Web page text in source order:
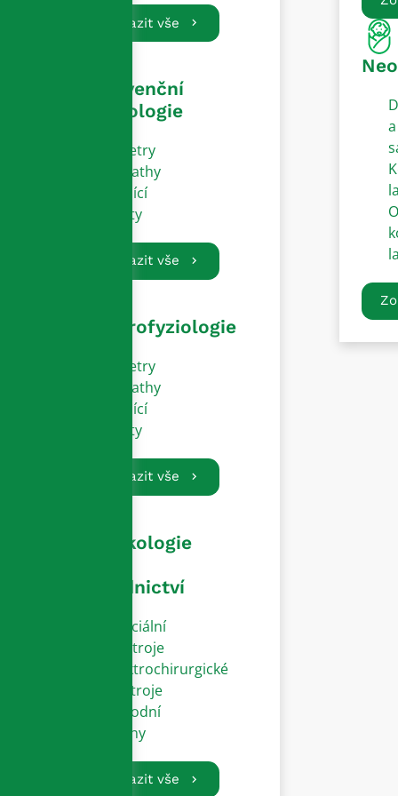
Zobrazit vše
Intervenční
kardiologie
Katetry
Sheathy
Vodící
dráty
Zobrazit vše
Elektrofyziologie
Katetry
Sheathy
Vodící
dráty
Zobrazit vše
Gynekologie
porodnictví
Speciální
přístroje
Elektrochirurgické
nástroje
Porodní
zvony
Zobrazit vše
a